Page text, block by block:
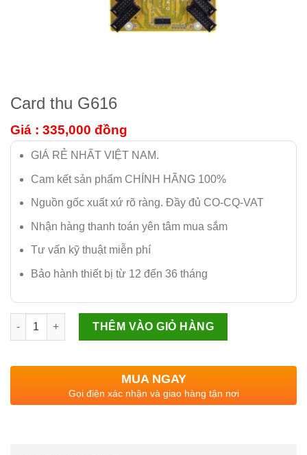
Card thu G616
Giá : 335,000 đồng
GIÁ RẺ NHẤT VIỆT NAM.
Cam kết sản phẩm CHÍNH HÃNG 100%
Nguồn gốc xuất xứ rõ ràng. Đầy đủ CO-CQ-VAT
Nhận hàng thanh toán yên tâm mua sắm
Tư vấn kỹ thuật miễn phí
Bảo hành thiết bị từ 12 đến 36 tháng
Card thu G616 số lượng
THÊM VÀO GIỎ HÀNG
MUA NGAY
Gọi điện xác nhận và giao hàng tận nơi